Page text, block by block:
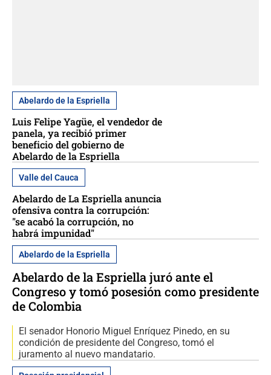
Abelardo de la Espriella
Luis Felipe Yagüe, el vendedor de
panela, ya recibió primer
beneficio del gobierno de
Abelardo de la Espriella
Valle del Cauca
Abelardo de La Espriella anuncia
ofensiva contra la corrupción:
"se acabó la corrupción, no
habrá impunidad"
Abelardo de la Espriella
Abelardo de la Espriella juró ante el
Congreso y tomó posesión como presidente
de Colombia
El senador Honorio Miguel Enríquez Pinedo, en su
condición de presidente del Congreso, tomó el
juramento al nuevo mandatario.